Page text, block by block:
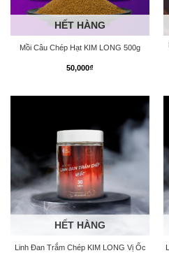
HẾT HÀNG
Mồi Câu Chép Hạt KIM LONG 500g
50,000₫
HẾT HÀNG
Linh Đan Trắm Chép KIM LONG Vị Ốc